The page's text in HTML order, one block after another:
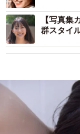
【写真
群スタイ